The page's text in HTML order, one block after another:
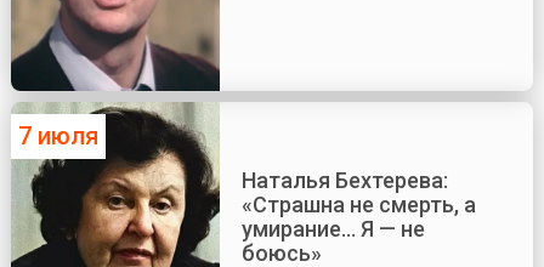
7 июля
Наталья Бехтерева:
«Страшна не смерть, а
умирание... Я — не
боюсь»